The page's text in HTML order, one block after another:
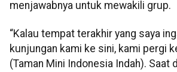
menjawabnya untuk mewakili grup.
“Kalau tempat terakhir yang saya
kunjungan kami ke sini, kami pergi
(Taman Mini Indonesia Indah). Saat